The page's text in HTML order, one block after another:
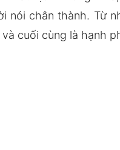
nói chân thành. Từ
cuối cùng là hạnh